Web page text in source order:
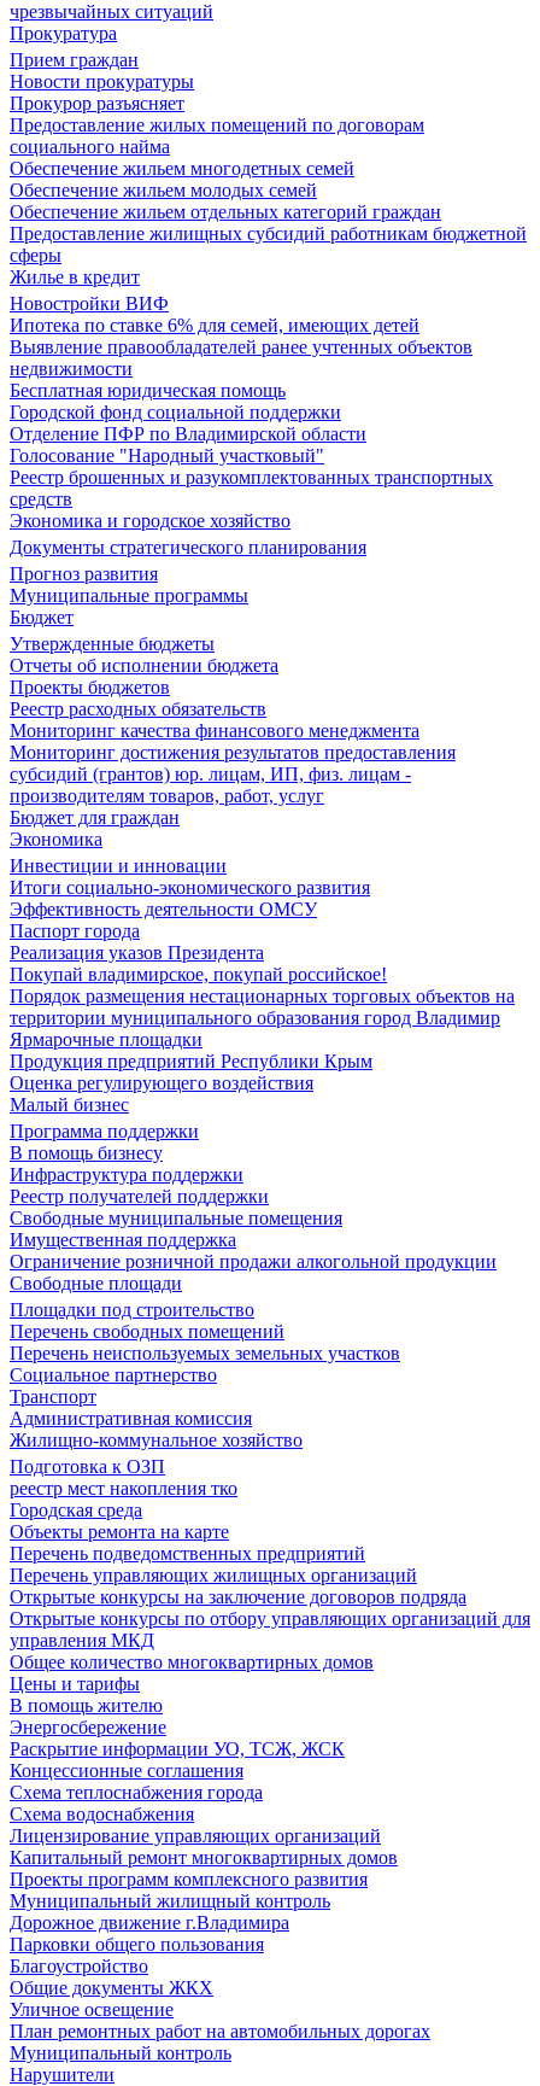
чрезвычайных ситуаций
Прокуратура
Прием граждан
Новости прокуратуры
Прокурор разъясняет
Предоставление жилых помещений по договорам
социального найма
Обеспечение жильем многодетных семей
Обеспечение жильем молодых семей
Обеспечение жильем отдельных категорий граждан
Предоставление жилищных субсидий работникам бюджетной
сферы
Жилье в кредит
Новостройки ВИФ
Ипотека по ставке 6% для семей, имеющих детей
Выявление правообладателей ранее учтенных объектов
недвижимости
Бесплатная юридическая помощь
Городской фонд социальной поддержки
Отделение ПФР по Владимирской области
Голосование "Народный участковый"
Реестр брошенных и разукомплектованных транспортных
средств
Экономика и городское хозяйство
Документы стратегического планирования
Прогноз развития
Муниципальные программы
Бюджет
Утвержденные бюджеты
Отчеты об исполнении бюджета
Проекты бюджетов
Реестр расходных обязательств
Мониторинг качества финансового менеджмента
Мониторинг достижения результатов предоставления
субсидий (грантов) юр. лицам, ИП, физ. лицам -
производителям товаров, работ, услуг
Бюджет для граждан
Экономика
Инвестиции и инновации
Итоги социально-экономического развития
Эффективность деятельности ОМСУ
Паспорт города
Реализация указов Президента
Покупай владимирское, покупай российское!
Порядок размещения нестационарных торговых объектов на
территории муниципального образования город Владимир
Ярмарочные площадки
Продукция предприятий Республики Крым
Оценка регулирующего воздействия
Малый бизнес
Программа поддержки
В помощь бизнесу
Инфраструктура поддержки
Реестр получателей поддержки
Свободные муниципальные помещения
Имущественная поддержка
Ограничение розничной продажи алкогольной продукции
Свободные площади
Площадки под строительство
Перечень свободных помещений
Перечень неиспользуемых земельных участков
Социальное партнерство
Транспорт
Административная комиссия
Жилищно-коммунальное хозяйство
Подготовка к ОЗП
реестр мест накопления тко
Городская среда
Объекты ремонта на карте
Перечень подведомственных предприятий
Перечень управляющих жилищных организаций
Открытые конкурсы на заключение договоров подряда
Открытые конкурсы по отбору управляющих организаций для
управления МКД
Общее количество многоквартирных домов
Цены и тарифы
В помощь жителю
Энергосбережение
Раскрытие информации УО, ТСЖ, ЖСК
Концессионные соглашения
Схема теплоснабжения города
Схема водоснабжения
Лицензирование управляющих организаций
Капитальный ремонт многоквартирных домов
Проекты программ комплексного развития
Муниципальный жилищный контроль
Дорожное движение г.Владимира
Парковки общего пользования
Благоустройство
Общие документы ЖКХ
Уличное освещение
План ремонтных работ на автомобильных дорогах
Муниципальный контроль
Нарушители